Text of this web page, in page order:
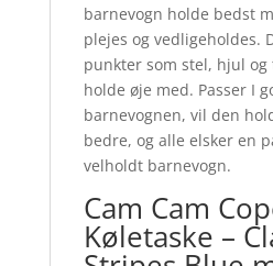
barnevogn holde bedst
plejes og vedligeholdes.
punkter som stel, hjul
holde øje med. Passer I
barnevognen, vil den
bedre, og alle elsker en
velholdt barnevogn.
Cam Cam
Køletaske –